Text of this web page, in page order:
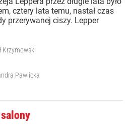
cztery lata temu, nastał czas
przerywanej ciszy. Lepper
Krzymowski
Pawlicka